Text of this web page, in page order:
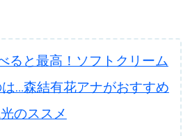
ると最高！ソフトクリーム
…森結有花アナがおすすめ
のススメ